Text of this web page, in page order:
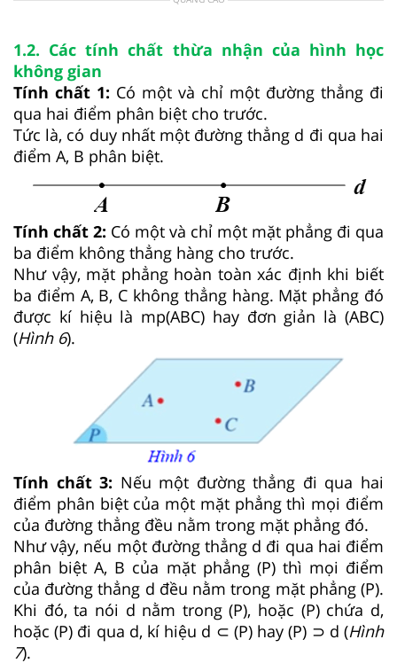
1.2. Các tính chất thừa nhận của hình học
không gian
Tính chất 1: Có một và chỉ một đường thẳng đi
qua hai điểm phân biệt cho trước.
Tức là, có duy nhất một đường thẳng d đi qua hai
điểm A, B phân biệt.
Tính chất 2: Có một và chỉ một mặt phẳng đi qua
ba điểm không thẳng hàng cho trước.
Như vậy, mặt phẳng hoàn toàn xác định khi biết
ba điểm A, B, C không thẳng hàng. Mặt phẳng đó
được kí hiệu là mp(ABC) hay đơn giản là (ABC)
(Hình 6).
Tính chất 3: Nếu một đường thẳng đi qua hai
điểm phân biệt của một mặt phẳng thì mọi điểm
của đường thẳng đều nằm trong mặt phẳng đó.
Như vậy, nếu một đường thẳng d đi qua hai điểm
phân biệt A, B của mặt phẳng (P) thì mọi điểm
của đường thẳng d đều nằm trong mặt phẳng (P).
Khi đó, ta nói d nằm trong (P), hoặc (P) chứa d,
hoặc (P) đi qua d, kí hiệu d ⊂ (P) hay (P) ⊃ d (Hình
7).